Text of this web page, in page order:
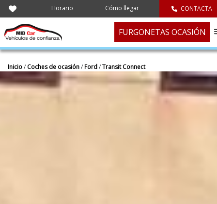
Horario Cómo llegar CONTACTA
FURGONETAS OCASIÓN
Inicio/ Coches de ocasión/Ford/Transit Connect